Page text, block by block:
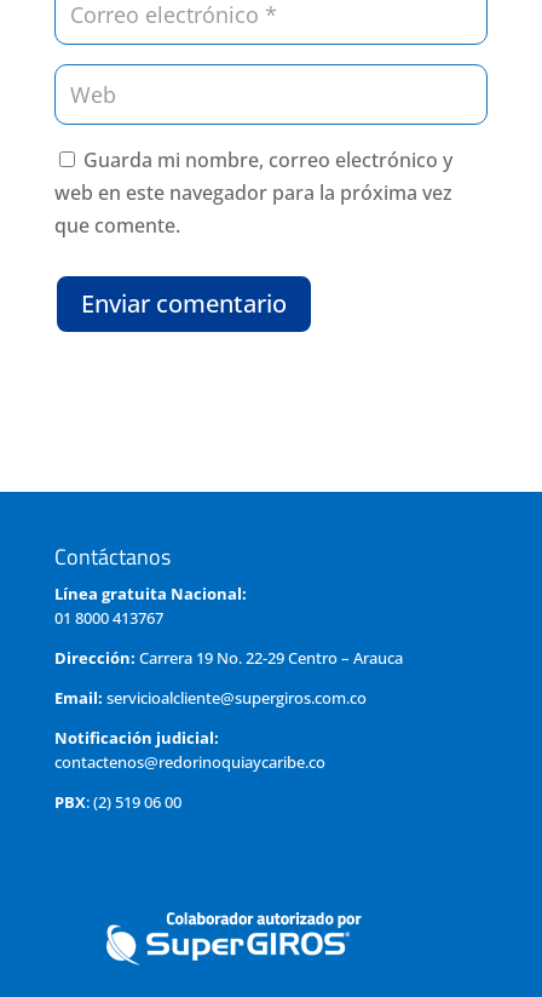
Guarda mi nombre, correo electrónico y
web en este navegador para la próxima vez
que comente.
Enviar comentario
Contáctanos
Línea gratuita Nacional:
01 8000 413767
Dirección: Carrera 19 No. 22-29 Centro – Arauca
Email: servicioalcliente@supergiros.com.co
Notificación judicial:
contactenos@redorinoquiaycaribe.co
PBX: (2) 519 06 00